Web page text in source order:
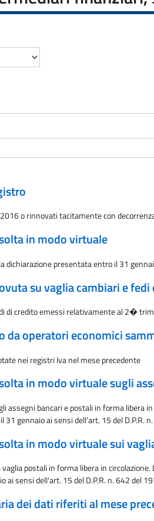
o rinnovati tacitamente con
in modo virtuale
dichiarazione presentata entro il 31
su vaglia cambiari e fedi
di credito emessi relativamente al 2�
operatori economici
nei registri Iva nel mese precedente
in modo virtuale sugli
bancari e postali in forma libera
gennaio ai sensi dell'art. 15 del D.P.R.
in modo virtuale sui
postali in forma libera in
ai sensi dell'art. 15 del D.P.R. n. 642 del
dei dati riferiti al mese